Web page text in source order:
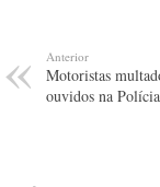
Anterior
Motoristas
ouvidos na